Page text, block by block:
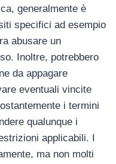
generalmente è
specifici ad esempio
abusare un
Inoltre, potrebbero
da appagare
eventuali vincite
i termini
qualunque i
applicabili. I
ma non molti